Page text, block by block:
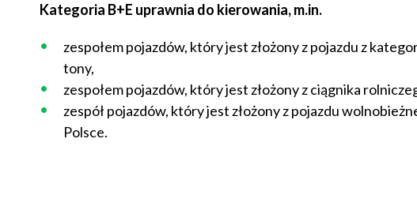
Kategoria B+E uprawnia do kierowania, m.in.
zespołem pojazdów, który jest złożony z pojazdu z
tony,
zespołem pojazdów, który jest złożony z ciągnika
zespół pojazdów, który jest złożony z pojazdu
Polsce.